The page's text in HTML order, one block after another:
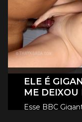
ELE É
ME DEIXOU
Esse BBC